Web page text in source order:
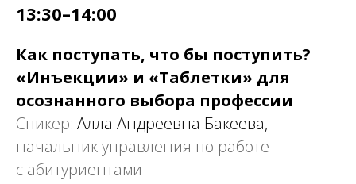
13:30–14:00
Как поступать, что бы поступить?
«Инъекции» и «Таблетки» для
осознанного выбора профессии
Спикер: Алла Андреевна Бакеева,
начальник управления по работе
с абитуриентами